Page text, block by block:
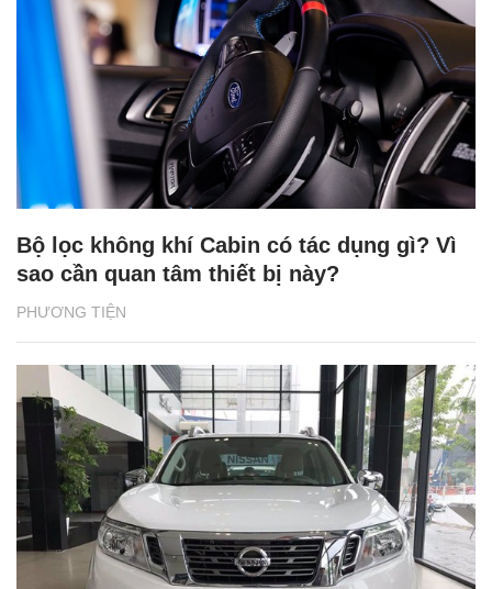
PHƯƠNG TIỆN
Bộ lọc không khí Cabin có tác dụng gì? Vì
sao cần quan tâm thiết bị này?